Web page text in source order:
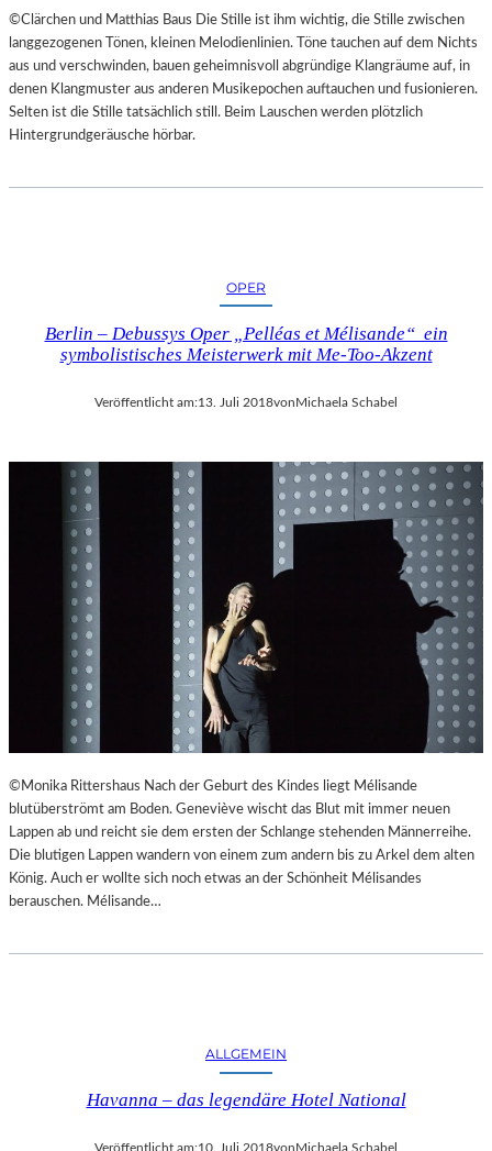
©Clärchen und Matthias Baus Die Stille ist ihm wichtig, die Stille zwischen
langgezogenen Tönen, kleinen Melodienlinien. Töne tauchen auf dem Nichts
aus und verschwinden, bauen geheimnisvoll abgründige Klangräume auf, in
denen Klangmuster aus anderen Musikepochen auftauchen und fusionieren.
Selten ist die Stille tatsächlich still. Beim Lauschen werden plötzlich
Hintergrundgeräusche hörbar.
OPER
Berlin – Debussys Oper „Pelléas et Mélisande“ ein
symbolistisches Meisterwerk mit Me-Too-Akzent
Veröffentlicht am:13. Juli 2018vonMichaela Schabel
©Monika Rittershaus Nach der Geburt des Kindes liegt Mélisande
blutüberströmt am Boden. Geneviève wischt das Blut mit immer neuen
Lappen ab und reicht sie dem ersten der Schlange stehenden Männerreihe.
Die blutigen Lappen wandern von einem zum andern bis zu Arkel dem alten
König. Auch er wollte sich noch etwas an der Schönheit Mélisandes
berauschen. Mélisande…
ALLGEMEIN
Havanna – das legendäre Hotel National
Veröffentlicht am:10. Juli 2018vonMichaela Schabel